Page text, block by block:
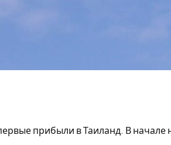
прибыли в Таиланд. В